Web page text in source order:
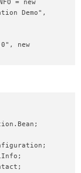
= new
Demo",
new